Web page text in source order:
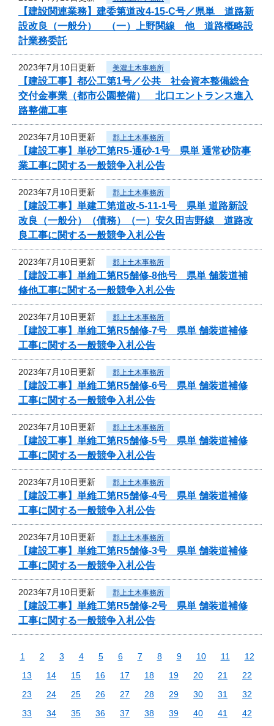
【建設関連業務】建委第道改4-15-C号／県単 道路新
設改良（一般分） （一）上野関線 他 道路概略設
計業務委託
2023年7月10日更新 美濃土木事務所
【建設工事】都公工第1号／公共 社会資本整備総合
交付金事業（都市公園整備） 北口エントランス進入
路整備工事
2023年7月10日更新 郡上土木事務所
【建設工事】単砂工第R5-通砂-1号 県単 通常砂防事
業工事に関する一般競争入札公告
2023年7月10日更新 郡上土木事務所
【建設工事】単建工第道改-5-11-1号 県単 道路新設
改良（一般分）（債務）（一）安久田吉野線 道路改
良工事に関する一般競争入札公告
2023年7月10日更新 郡上土木事務所
【建設工事】単維工第R5舗修-8他号 県単 舗装道補
修他工事に関する一般競争入札公告
2023年7月10日更新 郡上土木事務所
【建設工事】単維工第R5舗修-7号 県単 舗装道補修
工事に関する一般競争入札公告
2023年7月10日更新 郡上土木事務所
【建設工事】単維工第R5舗修-6号 県単 舗装道補修
工事に関する一般競争入札公告
2023年7月10日更新 郡上土木事務所
【建設工事】単維工第R5舗修-5号 県単 舗装道補修
工事に関する一般競争入札公告
2023年7月10日更新 郡上土木事務所
【建設工事】単維工第R5舗修-4号 県単 舗装道補修
工事に関する一般競争入札公告
2023年7月10日更新 郡上土木事務所
【建設工事】単維工第R5舗修-3号 県単 舗装道補修
工事に関する一般競争入札公告
2023年7月10日更新 郡上土木事務所
【建設工事】単維工第R5舗修-2号 県単 舗装道補修
工事に関する一般競争入札公告
1 2 3 4 5 6 7 8 9 10 11
12
13
14 15 16 17 18 19 20 21
22
23
24 25 26 27 28 29 30 31
32
33
34 35 36 37 38 39 40 41
42